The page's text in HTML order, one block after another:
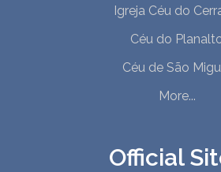
Igreja Céu do
Céu do
Céu de São
More...
Official